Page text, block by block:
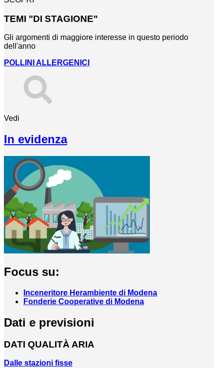
TEMI "DI STAGIONE"
Gli argomenti di maggiore interesse in questo periodo
dell'anno
POLLINI ALLERGENICI
Vedi
In evidenza
Focus su:
Inceneritore Herambiente di Modena
Fonderie Cooperative di Modena
Dati e previsioni
DATI QUALITÀ ARIA
Dalle stazioni fisse